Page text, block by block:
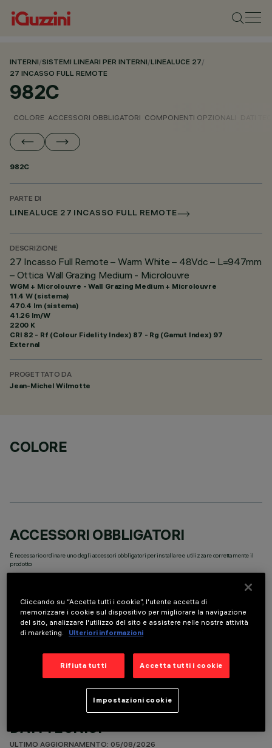
INTERNI/SISTEMI LINEARI PER INTERNI/LINEALUCE 27/
27 INCASSO FULL REMOTE
982C
COLORE ACCESSORI OBBLIGATORI COMPONENTI OPZIONALI
982C
PARTE DI
LINEALUCE 27 INCASSO FULL REMOTE
DESCRIZIONE
27 Incasso Full Remote – Warm White – 48Vdc – L=947mm
– Ottica Wall Grazing Medium - Microlouvre
WGM + Microlouvre - Wall Grazing Medium + Microlouvre
11.4 W (sistema)
470.4 lm (sistema)
41.26 lm/W
2200 K
CRI 82 - Rf (Colour Fidelity Index) 87 - Rg (Gamut Index) 97
External
PROGETTATO DA
Jean-Michel Wilmotte
COLORE
ACCESSORI OBBLIGATORI
È necessario ordinare uno degli accessori obbligatori per installare e utilizzare correttamente il
prodotto:
COMPONENTI OPZIONALI
DATI TECNICI
ULTIMO AGGIORNAMENTO: 05/08/2026
Cliccando su “Accetta tutti i cookie”, l'utente accetta di
memorizzare i cookie sul dispositivo per migliorare la navigazione
del sito, analizzare l'utilizzo del sito e assistere nelle nostre attività
di marketing. Ulteriori informazioni
Rifiuta tutti Accetta tutti i cookie
Impostazioni cookie